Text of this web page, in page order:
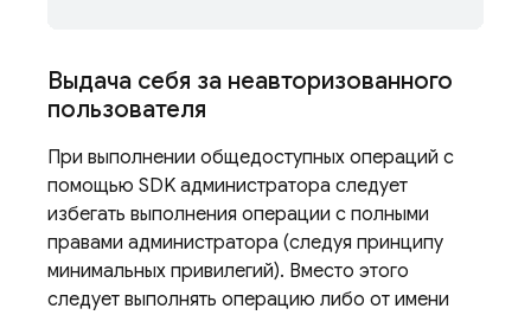
Выдача себя за неавторизованного
пользователя
При выполнении общедоступных операций с
помощью SDK администратора следует
избегать выполнения операции с полными
правами администратора (следуя принципу
минимальных привилегий). Вместо этого
следует выполнять операцию либо от имени